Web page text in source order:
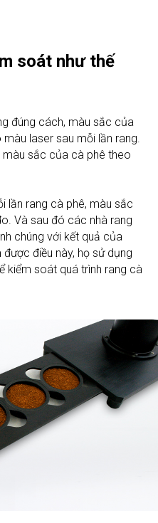
soát như thế
đúng cách, màu sắc của
laser sau mỗi lần rang.
màu sắc của cà phê theo
lần rang cà phê, màu sắc
Và sau đó các nhà rang
chúng với kết quả của
điều này, họ sử dụng
kiểm soát quá trình rang cà